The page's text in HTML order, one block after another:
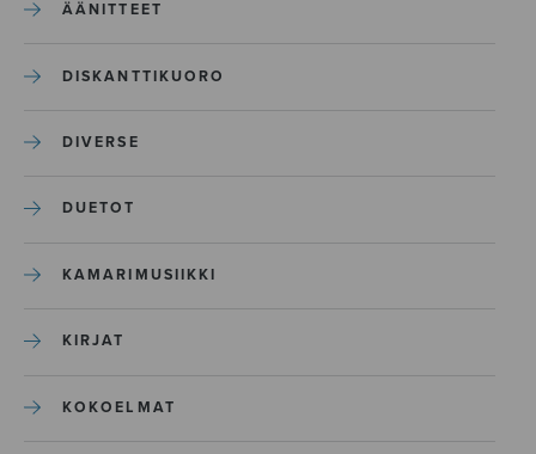
ÄÄNITTEET
DISKANTTIKUORO
DIVERSE
DUETOT
KAMARIMUSIIKKI
KIRJAT
KOKOELMAT